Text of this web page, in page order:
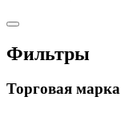
Фильтры
Торговая марка